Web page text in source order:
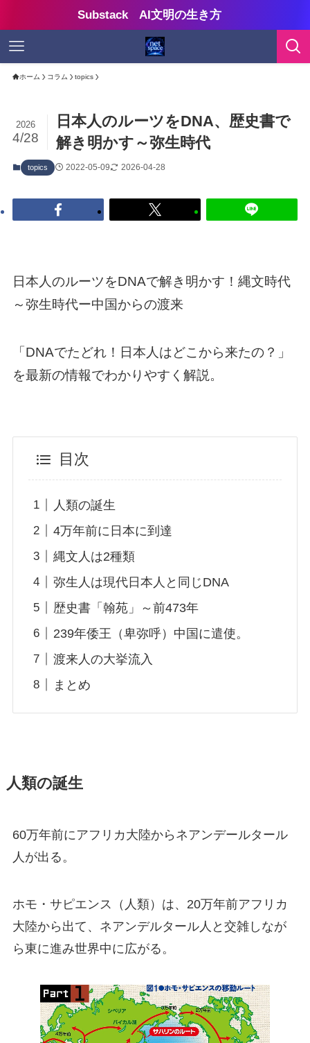
Substack AI文明の生き方
ホーム コラム topics
日本人のルーツをDNA、歴史書で
解き明かす～弥生時代
2026
4/28
topics 2022-05-09 2026-04-28
日本人のルーツをDNAで解き明かす！縄文時代
～弥生時代ー中国からの渡来
「DNAでたどれ！日本人はどこから来たの？」
を最新の情報でわかりやすく解説。
目次
人類の誕生
4万年前に日本に到達
縄文人は2種類
弥生人は現代日本人と同じDNA
歴史書「翰苑」～前473年
239年倭王（卑弥呼）中国に遣使。
渡来人の大挙流入
まとめ
人類の誕生
60万年前にアフリカ大陸からネアンデールタール
人が出る。
ホモ・サピエンス（人類）は、20万年前アフリカ
大陸から出て、ネアンデルタール人と交雑しなが
ら東に進み世界中に広がる。